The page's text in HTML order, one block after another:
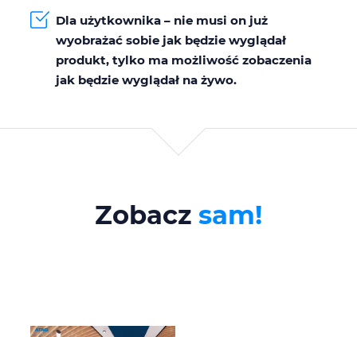
Dla użytkownika – nie musi on już
wyobrażać sobie jak będzie wyglądał
produkt, tylko ma możliwość zobaczenia
jak będzie wyglądał na żywo.
Zobacz sam!